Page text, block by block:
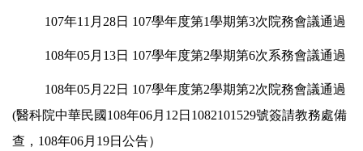
107年11月28日 107學年度第1學期第3次院務會議通過
108年05月13日 107學年度第2學期第6次系務會議通過
108年05月22日 107學年度第2學期第2次院務會議通過
(醫科院中華民國108年06月12日1082101529號簽請教務處備
查，108年06月19日公告）